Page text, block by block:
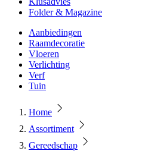
Folder & Magazine
Aanbiedingen
Raamdecoratie
Vloeren
Verlichting
Verf
Tuin
Home
Assortiment
Gereedschap